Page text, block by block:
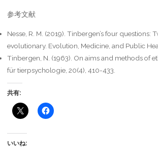
参考文献
Nesse, R. M. (2019). Tinbergen’s four questions:
evolutionary. Evolution, Medicine, and Public
Tinbergen, N. (1963). On aims and methods of
für tierpsychologie, 20(4), 410-433.
共有:
いいね: